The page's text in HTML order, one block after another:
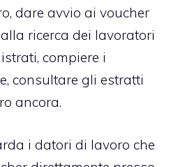
dare avvio ai voucher
ricerca dei lavoratori
compiere i
consultare gli estratti
ancora.
i datori di lavoro che